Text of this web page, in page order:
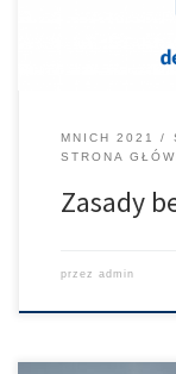
MNICH 2021
STRONA
Zasady
przez admin